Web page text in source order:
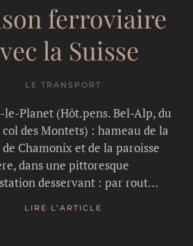
ferroviaire
la Suisse
LE TRANSPORT
le-Planet (Hôt.pens. Bel-Alp, du
des Montets) : hameau de la
Chamonix et de la paroisse
dans une pittoresque
desservant : par rout…
LIRE L’ARTICLE